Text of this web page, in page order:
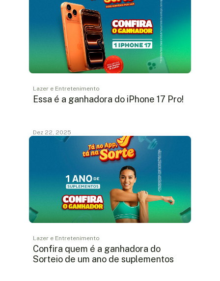
Lazer e Entretenimento
Essa é a ganhadora do iPhone 17 Pro!
Dez 22, 2025
Lazer e Entretenimento
Confira quem é a ganhadora do
Sorteio de um ano de suplementos